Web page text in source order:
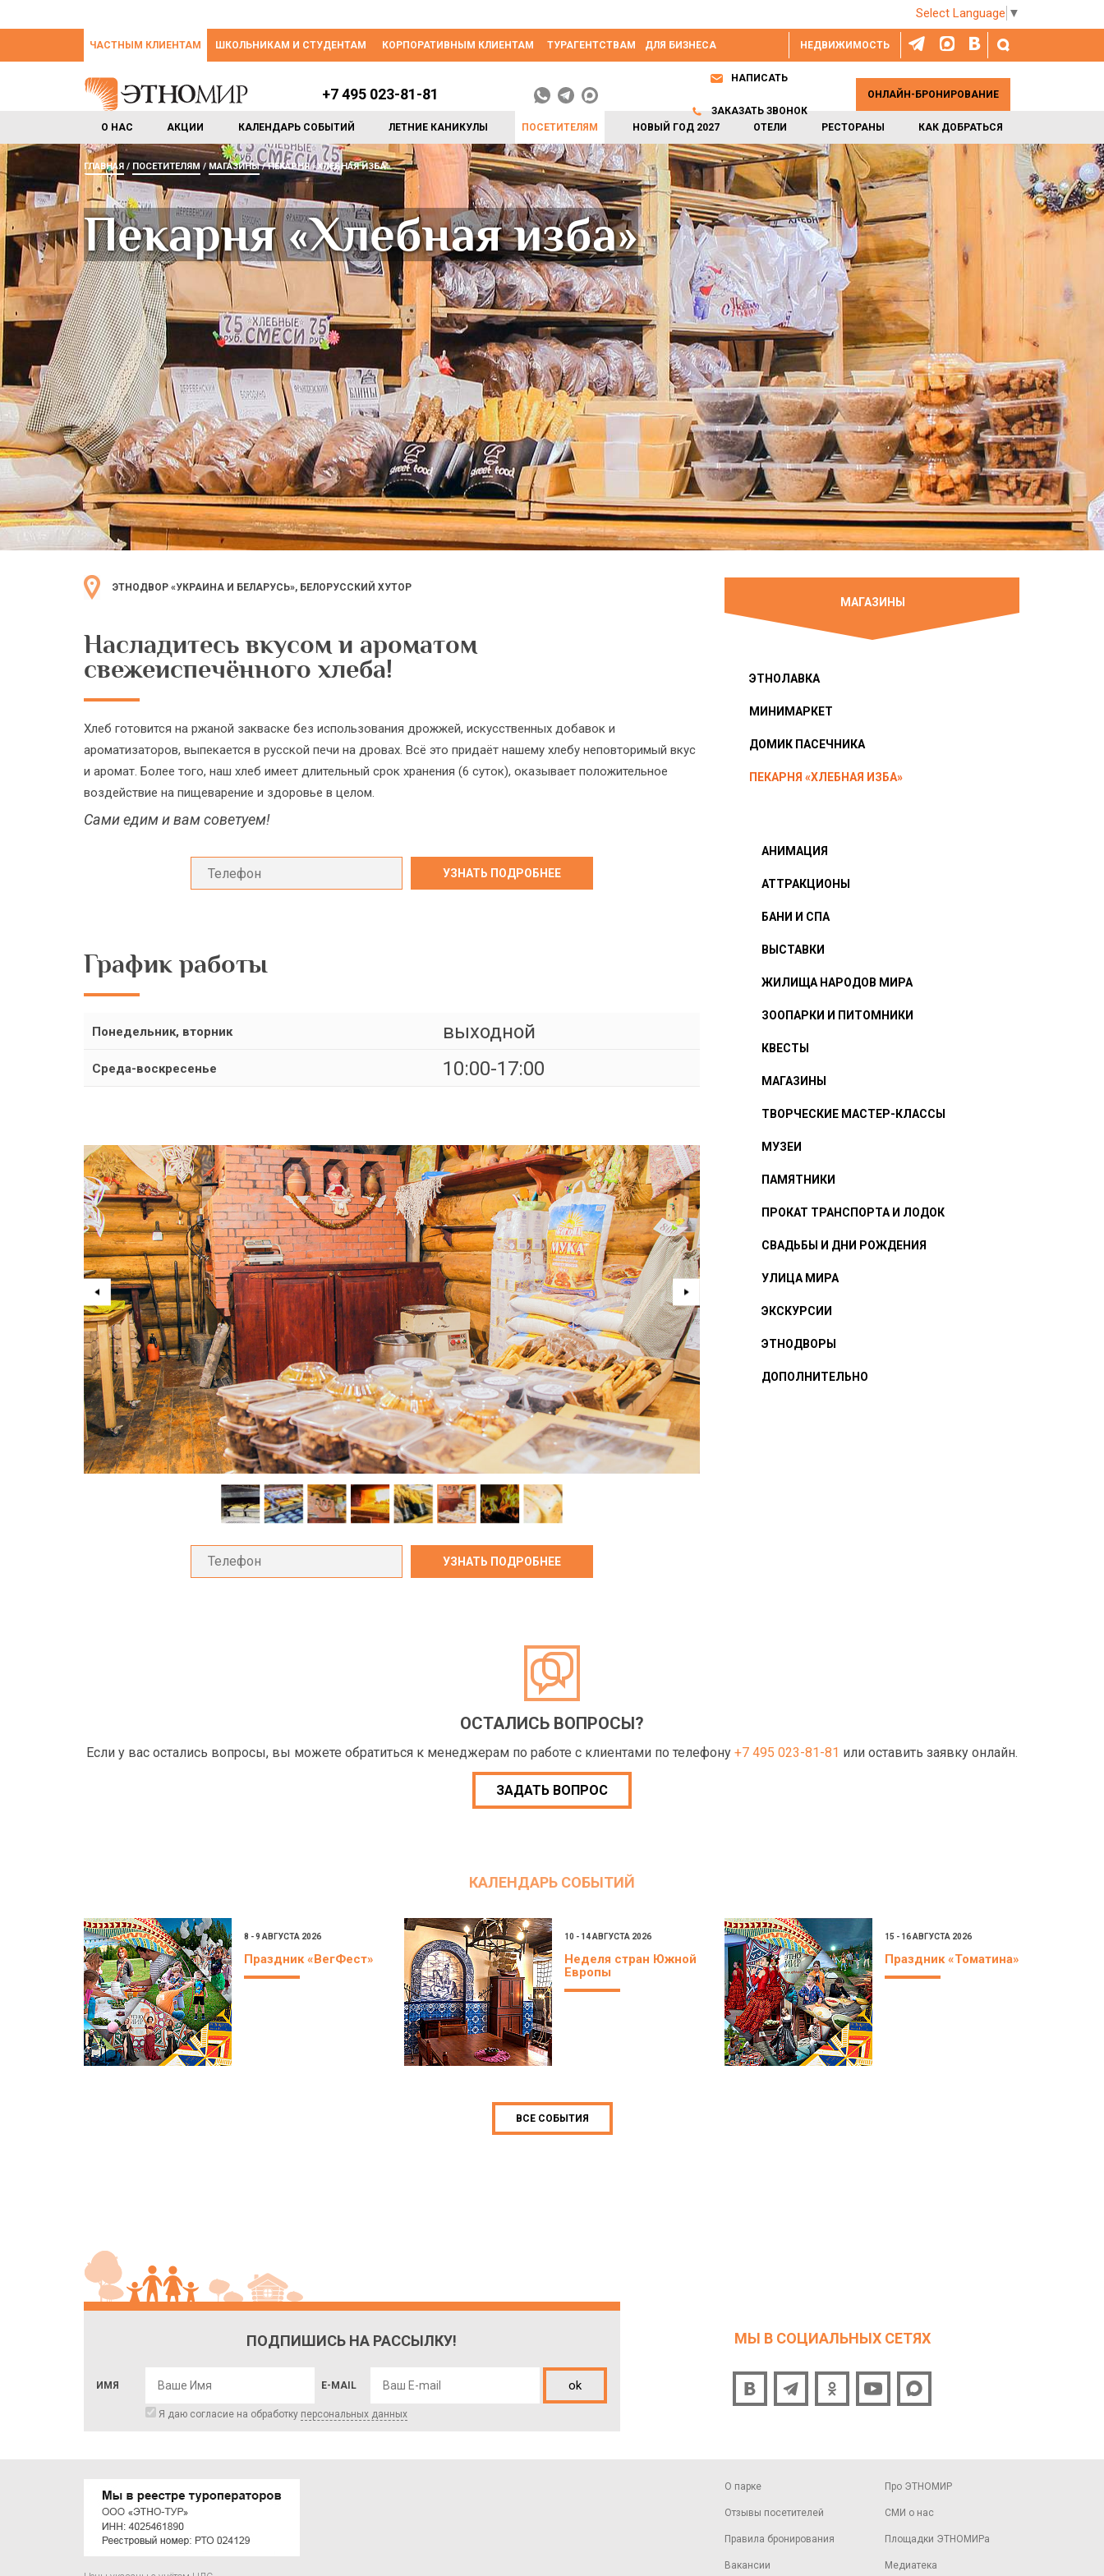
Select Language ▼
НЕДВИЖИМОСТЬ
ЧАСТНЫМ КЛИЕНТАМ ШКОЛЬНИКАМ И СТУДЕНТАМ КОРПОРАТИВНЫМ КЛИЕНТАМ ТУРАГЕНТСТВАМ ДЛЯ БИЗНЕСА
О НАС АКЦИИ КАЛЕНДАРЬ СОБЫТИЙ ЛЕТНИЕ КАНИКУЛЫ ПОСЕТИТЕЛЯМ НОВЫЙ ГОД 2027 ОТЕЛИ РЕСТОРАНЫ КАК ДОБРАТЬСЯ
+7 495 023-81-81
НАПИСАТЬ
ЗАКАЗАТЬ ЗВОНОК
ОНЛАЙН-БРОНИРОВАНИЕ
ГЛАВНАЯ ПОСЕТИТЕЛЯМ МАГАЗИНЫ ПЕКАРНЯ «ХЛЕБНАЯ ИЗБА»
Пекарня «Хлебная изба»
ЭТНОДВОР «УКРАИНА И БЕЛАРУСЬ», БЕЛОРУССКИЙ ХУТОР
Насладитесь вкусом и ароматом
свежеиспечённого хлеба!
Хлеб готовится на ржаной закваске без использования дрожжей, искусственных добавок и
ароматизаторов, выпекается в русской печи на дровах. Всё это придаёт нашему хлебу неповторимый вкус
и аромат. Более того, наш хлеб имеет длительный срок хранения (6 суток), оказывает положительное
воздействие на пищеварение и здоровье в целом.
Сами едим и вам советуем!
График работы
Понедельник, вторник выходной
Среда-воскресенье 10:00-17:00
МАГАЗИНЫ
ЭТНОЛАВКА
МИНИМАРКЕТ
ДОМИК ПАСЕЧНИКА
ПЕКАРНЯ «ХЛЕБНАЯ ИЗБА»
АНИМАЦИЯ
АТТРАКЦИОНЫ
БАНИ И СПА
ВЫСТАВКИ
ЖИЛИЩА НАРОДОВ МИРА
ЗООПАРКИ И ПИТОМНИКИ
КВЕСТЫ
МАГАЗИНЫ
ТВОРЧЕСКИЕ МАСТЕР-КЛАССЫ
МУЗЕИ
ПАМЯТНИКИ
ПРОКАТ ТРАНСПОРТА И ЛОДОК
СВАДЬБЫ И ДНИ РОЖДЕНИЯ
УЛИЦА МИРА
ЭКСКУРСИИ
ЭТНОДВОРЫ
ДОПОЛНИТЕЛЬНО
ОСТАЛИСЬ ВОПРОСЫ?
Если у вас остались вопросы, вы можете обратиться к менеджерам по работе с клиентами по телефону +7 495 023-81-81 или оставить заявку онлайн.
ЗАДАТЬ ВОПРОС
КАЛЕНДАРЬ СОБЫТИЙ
8 - 9 АВГУСТА 2026
Праздник «ВегФест»
10 - 14 АВГУСТА 2026
Неделя стран Южной
Европы
15 - 16 АВГУСТА 2026
Праздник «Томатина»
ВСЕ СОБЫТИЯ
ПОДПИШИСЬ НА РАССЫЛКУ!
ИМЯ E-MAIL ok
Я даю согласие на обработку персональных данных
МЫ В СОЦИАЛЬНЫХ СЕТЯХ
О парке
Отзывы посетителей
Правила бронирования
Вакансии
Про ЭТНОМИР
СМИ о нас
Площадки ЭТНОМИРа
Медиатека